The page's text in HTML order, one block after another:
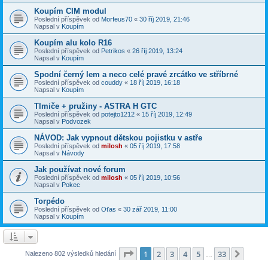
Koupím CIM modul
Poslední příspěvek od Morfeus70 « 30 říj 2019, 21:46
Napsal v Koupím
Koupím alu kolo R16
Poslední příspěvek od Petrikos « 26 říj 2019, 13:24
Napsal v Koupím
Spodní černý lem a neco celé pravé zrcátko ve stříbrné
Poslední příspěvek od couddy « 18 říj 2019, 16:18
Napsal v Koupím
Tlmiče + pružiny - ASTRA H GTC
Poslední příspěvek od potejto1212 « 15 říj 2019, 12:49
Napsal v Podvozek
NÁVOD: Jak vypnout dětskou pojistku v astře
Poslední příspěvek od milosh « 05 říj 2019, 17:58
Napsal v Návody
Jak používat nové forum
Poslední příspěvek od milosh « 05 říj 2019, 10:56
Napsal v Pokec
Torpédo
Poslední příspěvek od Oťas « 30 zář 2019, 11:00
Napsal v Koupím
Nalezeno 802 výsledků hledání Stránka z 33
1 2 3 4 5 33